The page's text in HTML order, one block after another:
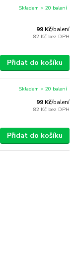
99 Kč/balení
82 Kč bez DPH
Skladem > 20 balení
Přidat do košíku
99 Kč/balení
82 Kč bez DPH
Skladem > 20 balení
Přidat do košíku